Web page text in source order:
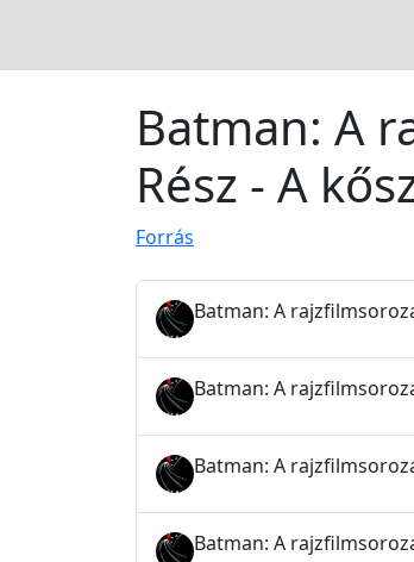
Batman: A
Rész - A
Forrás
Batman: A
Batman: A
Batman: A
Batman: A